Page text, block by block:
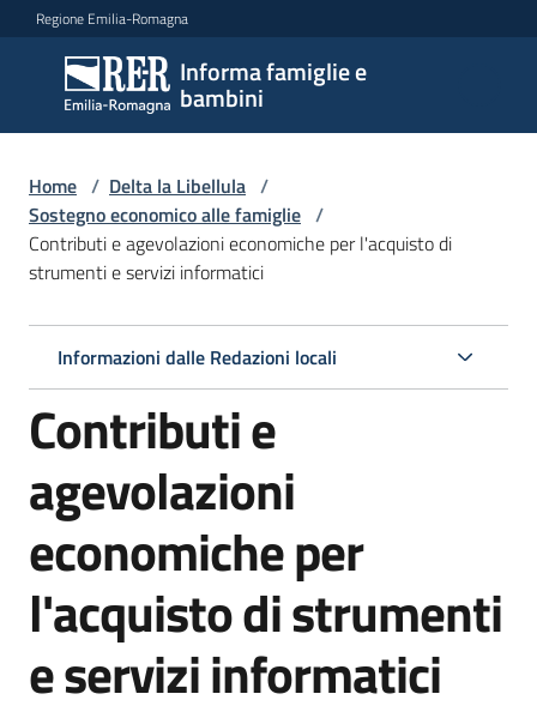
Vai al contenuto
Vai alla navigazione
Vai al footer
Regione Emilia-Romagna
Informa famiglie e
bambini
Informa
famiglie
e
bambini
Argomenti
Servizi
Centri
le
famiglie
Informazioni
Home / Delta la Libellula /
Sostegno economico alle famiglie /
Contributi e agevolazioni economiche per l'acquisto di
strumenti e servizi informatici
Informazioni dalle Redazioni locali
Contributi e
agevolazioni
economiche per
l'acquisto di strumenti
e servizi informatici